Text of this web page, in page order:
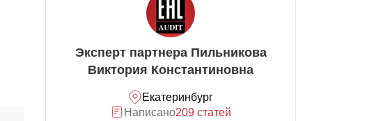
Эксперт партнера Пильникова
Виктория Константиновна
Екатеринбург
Написано209 статей